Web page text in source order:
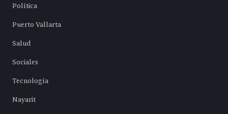
Política
Puerto Vallarta
Salud
Sociales
Tecnología
Nayarit